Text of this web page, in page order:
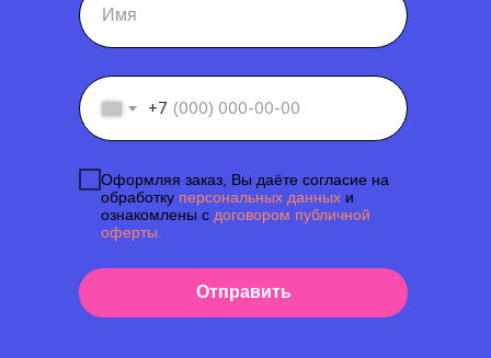
+7
Оформляя заказ, Вы даёте согласие на
обработку персональных данных и
ознакомлены с договором публичной
оферты.
Отправить